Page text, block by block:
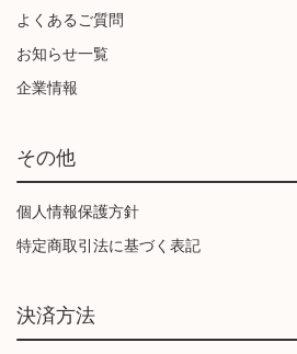
よくあるご質問
お知らせ一覧
企業情報
その他
個人情報保護方針
特定商取引法に基づく表記
決済方法